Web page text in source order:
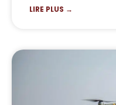
LIRE PLUS →